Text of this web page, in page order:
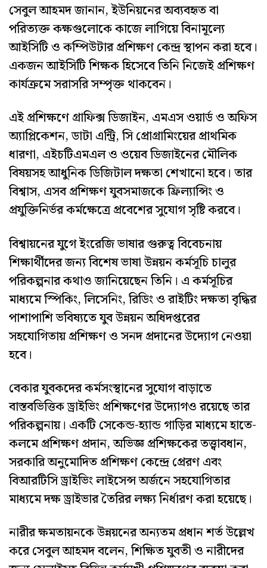
সেবুল আহমদ জানান, ইউনিয়নের অব্যবহৃত বা
পরিত্যক্ত কক্ষগুলোকে কাজে লাগিয়ে বিনামূল্যে
আইসিটি ও কম্পিউটার প্রশিক্ষণ কেন্দ্র স্থাপন করা হবে।
একজন আইসিটি শিক্ষক হিসেবে তিনি নিজেই প্রশিক্ষণ
কার্যক্রমে সরাসরি সম্পৃক্ত থাকবেন।
এই প্রশিক্ষণে গ্রাফিক্স ডিজাইন, এমএস ওয়ার্ড ও অফিস
অ্যাপ্লিকেশন, ডাটা এন্ট্রি, সি প্রোগ্রামিংয়ের প্রাথমিক
ধারণা, এইচটিএমএল ও ওয়েব ডিজাইনের মৌলিক
বিষয়সহ আধুনিক ডিজিটাল দক্ষতা শেখানো হবে। তার
বিশ্বাস, এসব প্রশিক্ষণ যুবসমাজকে ফ্রিল্যান্সিং ও
প্রযুক্তিনির্ভর কর্মক্ষেত্রে প্রবেশের সুযোগ সৃষ্টি করবে।
বিশ্বায়নের যুগে ইংরেজি ভাষার গুরুত্ব বিবেচনায়
শিক্ষার্থীদের জন্য বিশেষ ভাষা উন্নয়ন কর্মসূচি চালুর
পরিকল্পনার কথাও জানিয়েছেন তিনি। এ কর্মসূচির
মাধ্যমে স্পিকিং, লিসেনিং, রিডিং ও রাইটিং দক্ষতা বৃদ্ধির
পাশাপাশি ভবিষ্যতে যুব উন্নয়ন অধিদপ্তরের
সহযোগিতায় প্রশিক্ষণ ও সনদ প্রদানের উদ্যোগ নেওয়া
হবে।
বেকার যুবকদের কর্মসংস্থানের সুযোগ বাড়াতে
বাস্তবভিত্তিক ড্রাইভিং প্রশিক্ষণের উদ্যোগও রয়েছে তার
পরিকল্পনায়। একটি সেকেন্ড-হ্যান্ড গাড়ির মাধ্যমে হাতে-
কলমে প্রশিক্ষণ প্রদান, অভিজ্ঞ প্রশিক্ষকের তত্ত্বাবধান,
সরকারি অনুমোদিত প্রশিক্ষণ কেন্দ্রে প্রেরণ এবং
বিআরটিসি ড্রাইভিং লাইসেন্স অর্জনে সহযোগিতার
মাধ্যমে দক্ষ ড্রাইভার তৈরির লক্ষ্য নির্ধারণ করা হয়েছে।
নারীর ক্ষমতায়নকে উন্নয়নের অন্যতম প্রধান শর্ত উল্লেখ
করে সেবুল আহমদ বলেন, শিক্ষিত যুবতী ও নারীদের